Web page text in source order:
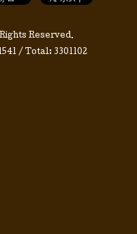
Reserved.
/ Total: 3301102